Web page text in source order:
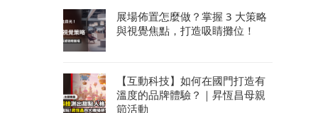
展場佈置怎麼做？掌握 3 大策略
與視覺焦點，打造吸睛攤位！
【互動科技】如何在國門打造有
溫度的品牌體驗？｜昇恆昌母親
節活動